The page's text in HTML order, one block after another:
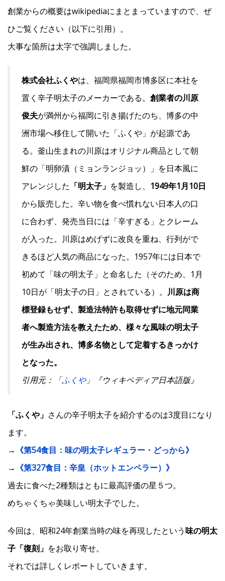
創業からの概要はwikipediaにまとまっていますので、ぜ
ひご覧ください（以下に引用）。
大事な箇所は太字で強調しました。
株式会社ふくやは、福岡県福岡市博多区に本社を
置く辛子明太子のメーカーである。 創業者の川原
俊夫が満州から福岡に引き揚げたのち、博多の中
洲市場へ移住して開いた「ふくや」が起源であ
る。釜山生まれの川原はオリジナル商品として朝
鮮の「明卵漬（ミョンランジョッ）」を日本風に
アレンジした 「明太子」 を製造し、 1949年1月10日
から販売した。辛い物を食べ慣れない日本人の口
に合わず、発売当日には「辛すぎる」とクレーム
が入った。川原はめげずに改良を重ね、行列がで
きるほど人気の商品になった。1957年には日本で
初めて「味の明太子」と命名した（そのため、1月
10日が「明太子の日」とされている）。 川原は商
標登録もせず、製造法特許も取得せずに地元同業
者へ製造方法を教えたため、様々な風味の明太子
が生み出され、博多名物として定着するきっかけ
となった。
引用元：「ふくや」『ウィキペディア日本語版』
「ふくや」 さんの辛子明太子を紹介するのは3度目になり
ます。
→ 《第54食目：味の明太子レギュラー・どっから》
→ 《第327食目：辛皇（ホットエンペラー）》
過去に食べた2種類はともに最高評価の星５つ。
めちゃくちゃ美味しい明太子でした。
今回は、昭和24年創業当時の味を再現したという味の明太
子「復刻」 をお取り寄せ。
それでは詳しくレポートしていきます。